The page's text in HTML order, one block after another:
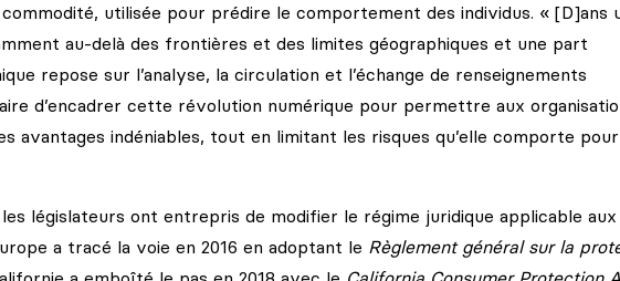
utilisée pour prédire le comportement des individus. « [D]ans
au-delà des frontières et des limites géographiques et une part
repose sur l’analyse, la circulation et l’échange de renseignements
d’encadrer cette révolution numérique pour permettre aux
avantages indéniables, tout en limitant les risques qu’elle comporte
législateurs ont entrepris de modifier le régime juridique applicable aux
a tracé la voie en 2016 en adoptant le Règlement général sur la